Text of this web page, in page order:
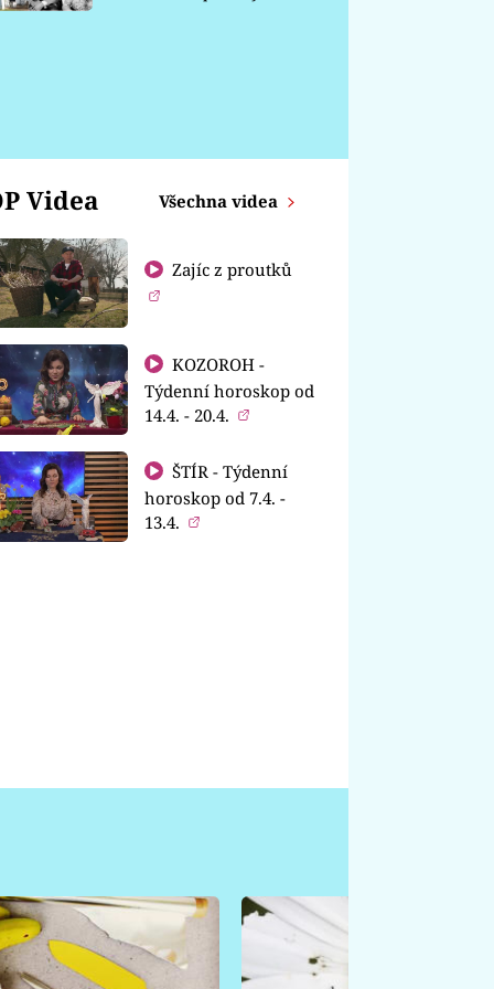
Videa Všechna videa
Zajíc z proutků
KOZOROH -
Týdenní horoskop od
14.4. - 20.4.
ŠTÍR - Týdenní
horoskop od 7.4. -
13.4.